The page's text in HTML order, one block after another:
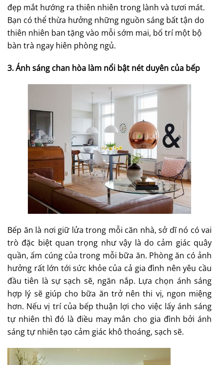
đẹp mắt hướng ra thiên nhiên trong lành và tươi mát.
Bạn có thể thừa hưởng những nguồn sáng bất tận do
thiên nhiên ban tặng vào mỗi sớm mai, bố trí một bộ
bàn trà ngay hiên phòng ngủ.
3. Ánh sáng chan hòa làm nổi bật nét duyên của bếp
Bếp ăn là nơi giữ lửa trong mỗi căn nhà, sở dĩ nó có vai
trò đặc biệt quan trọng như vậy là do cảm giác quây
quần, ấm cúng của trong mỗi bữa ăn. Phòng ăn có ảnh
hưởng rất lớn tới sức khỏe của cả gia đình nên yêu cầu
đầu tiên là sự sạch sẽ, ngăn nắp. Lựa chọn ánh sáng
hợp lý sẽ giúp cho bữa ăn trở nên thi vị, ngon miệng
hơn. Nếu vị trí của bếp thuận lợi cho việc lấy ánh sáng
tự nhiên thì đó là điều may mắn cho gia đình bởi ánh
sáng tự nhiên tạo cảm giác khô thoáng, sạch sẽ.